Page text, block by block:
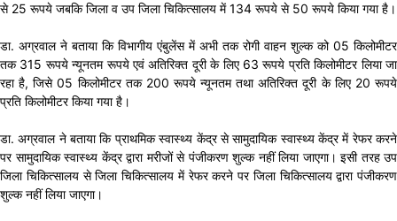
से 25 रूपये जबकि जिला व उप जिला चिकित्सालय में 134 रूपये से 50 रूपये किया गया है।
डा. अग्रवाल ने बताया कि विभागीय एंबुलेंस में अभी तक रोगी वाहन शुल्क को 05 किलोमीटर
तक 315 रूपये न्यूनतम रूपये एवं अतिरिक्त दूरी के लिए 63 रूपये प्रति किलोमीटर लिया जा
रहा है, जिसे 05 किलोमीटर तक 200 रूपये न्यूनतम तथा अतिरिक्त दूरी के लिए 20 रूपये
प्रति किलोमीटर किया गया है।
डा. अग्रवाल ने बताया कि प्राथमिक स्वास्थ्य केंद्र से सामुदायिक स्वास्थ्य केंद्र में रेफर करने
पर सामुदायिक स्वास्थ्य केंद्र द्वारा मरीजों से पंजीकरण शुल्क नहीं लिया जाएगा। इसी तरह उप
जिला चिकित्सालय से जिला चिकित्सालय में रेफर करने पर जिला चिकित्सालय द्वारा पंजीकरण
शुल्क नहीं लिया जाएगा।